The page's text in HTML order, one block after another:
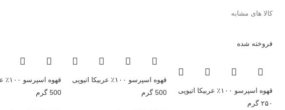
کالا های مشابه
فروخته شده
قهوه اسپرسو ۱۰۰٪ عربیکا اتیوپی
۲۵۰ گرم
قهوه اسپرسو ۱۰۰٪ عربیکا اتیوپی
500 گرم
قهوه
500 گرم